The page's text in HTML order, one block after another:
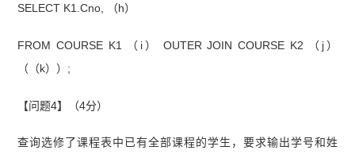
SELECT K1.Cno, （h）
FROM COURSE K1 （i） OUTER JOIN COURSE K2 （j）
（（k））;
【问题4】（4分）
查询选修了课程表中已有全部课程的学生，要求输出学号和姓